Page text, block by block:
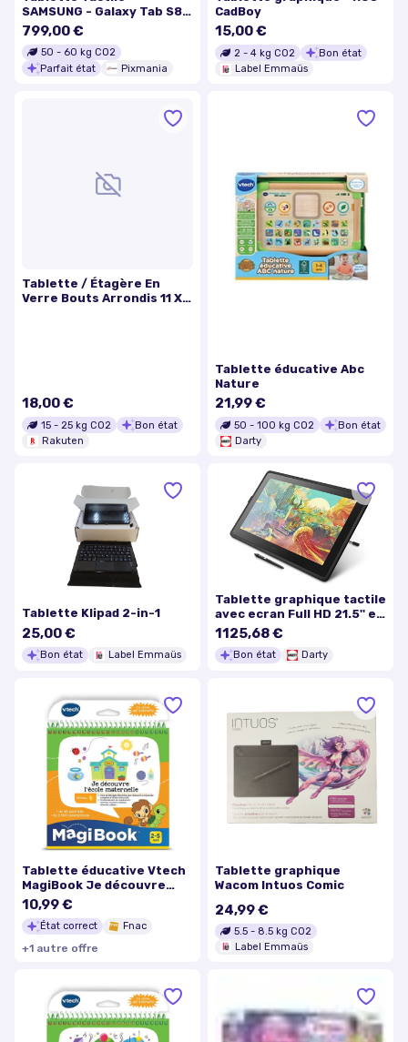
SAMSUNG - Galaxy Tab S8
Ultra - 14.6 - RAM 12Go -
128 Go - Wifi - S Pen inclus
- Anthracite - Excellent
état
799,00 €
50 - 60 kg CO2
Parfait état
Pixmania
CadBoy
15,00 €
2 - 4 kg CO2
Bon état
Label Emmaüs
Tablette / Étagère En
Verre Bouts Arrondis 11 X
18,00 €
15 - 25 kg CO2
Bon état
Rakuten
Tablette éducative Abc
Nature
21,99 €
50 - 100 kg CO2
Bon état
Darty
Tablette Klipad 2-in-1
25,00 €
Bon état Label Emmaüs
Tablette graphique tactile
avec ecran Full HD 21.5'' et
stylet Pro Pen 2 (PC / MAC)
- 8192 niveaux de pression
- Noire
1125,68 €
Bon état Darty
Tablette éducative Vtech
MagiBook Je découvre
l'école maternelle
10,99 €
État correct Fnac
+1 autre offre
Tablette graphique
Wacom Intuos Comic
24,99 €
5.5 - 8.5 kg CO2
Label Emmaüs